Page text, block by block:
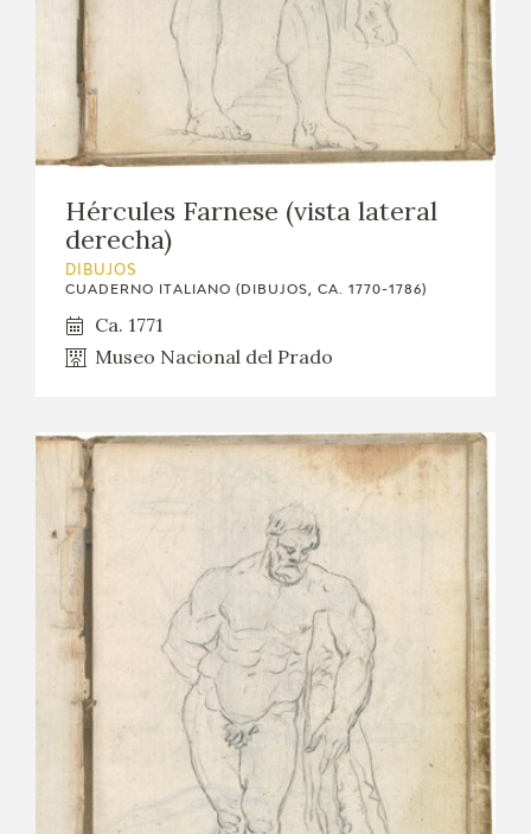
Hércules Farnese (vista lateral
derecha)
DIBUJOS
CUADERNO ITALIANO (DIBUJOS, CA. 1770-1786)
Ca. 1771
Museo Nacional del Prado